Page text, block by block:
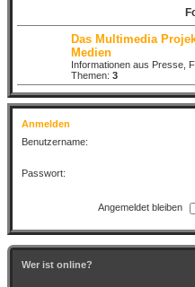
Das Multimedia
Medien
Informationen aus Presse,
Themen: 3
Anmelden
Benutzername:
Passwort:
Angemeldet bleiben
Wer ist online?